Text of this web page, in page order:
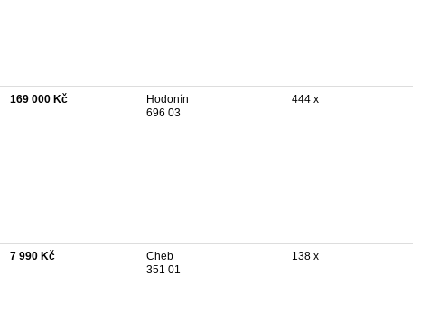
169 000 Kč
Hodonín
696 03
444 x
7 990 Kč
Cheb
351 01
138 x